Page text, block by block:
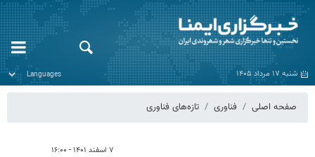
شنبه ۱۷ مرداد ۱۴۰۵
صفحه اصلی فناوری تازه‌های فناوری
۷ اسفند ۱۴۰۱ - ۱۶:۰۰